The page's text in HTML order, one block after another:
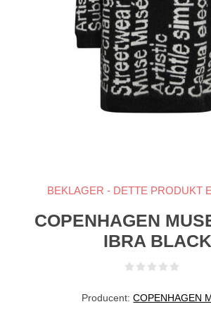
BEKLAGER - DETTE PRODUKT
COPENHAGEN
IBRA BLACK
Producent: COPENHAGEN